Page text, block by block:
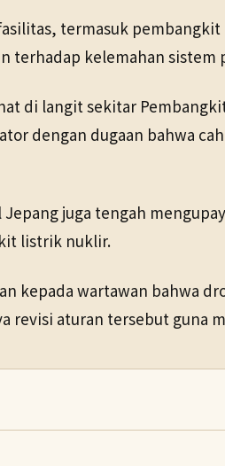
termasuk
terhadap kelemahan
di langit sekitar
dengan dugaan bahwa
juga tengah
listrik nuklir.
kepada wartawan bahwa
revisi aturan tersebut